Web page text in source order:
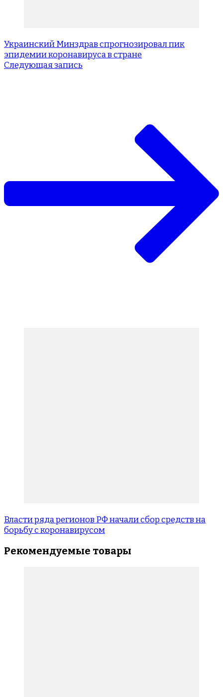
Украинский Минздрав спрогнозировал пик
эпидемии коронавируса в стране
Следующая запись
Власти ряда регионов РФ начали сбор средств на
борьбу с коронавирусом
Рекомендуемые товары